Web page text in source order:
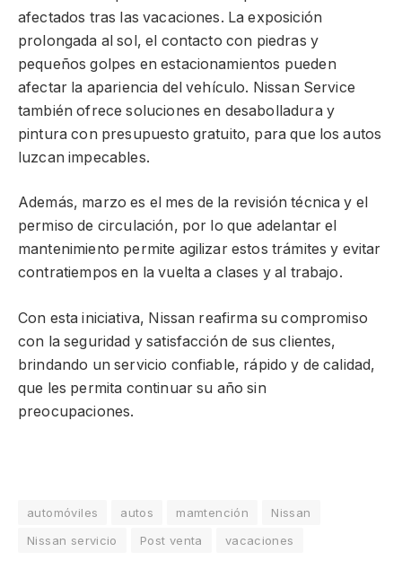
afectados tras las vacaciones. La exposición
prolongada al sol, el contacto con piedras y
pequeños golpes en estacionamientos pueden
afectar la apariencia del vehículo. Nissan Service
también ofrece soluciones en desabolladura y
pintura con presupuesto gratuito, para que los autos
luzcan impecables.
Además, marzo es el mes de la revisión técnica y el
permiso de circulación, por lo que adelantar el
mantenimiento permite agilizar estos trámites y evitar
contratiempos en la vuelta a clases y al trabajo.
Con esta iniciativa, Nissan reafirma su compromiso
con la seguridad y satisfacción de sus clientes,
brindando un servicio confiable, rápido y de calidad,
que les permita continuar su año sin
preocupaciones.
automóviles autos mamtención
Nissan
Nissan servicio
Post venta vacaciones